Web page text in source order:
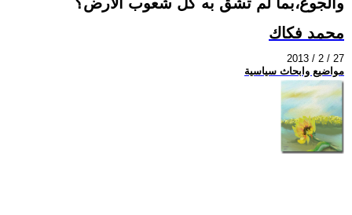
محمد فكاك
2013 / 2 / 27
مواضيع وابحاث سياسية